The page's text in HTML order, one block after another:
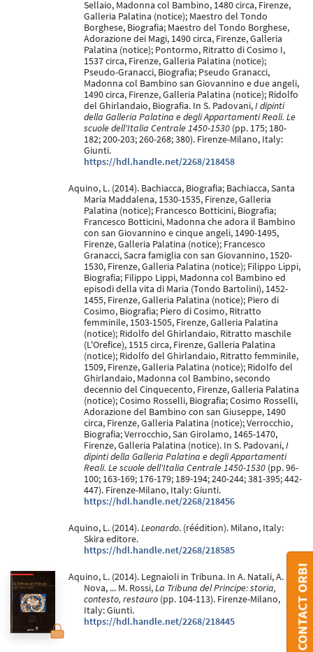
Sellaio, Madonna col Bambino, 1480 circa, Firenze,
Galleria Palatina (notice); Maestro del Tondo
Borghese, Biografia; Maestro del Tondo Borghese,
Adorazione dei Magi, 1490 circa, Firenze, Galleria
Palatina (notice); Pontormo, Ritratto di Cosimo I,
1537 circa, Firenze, Galleria Palatina (notice);
Pseudo-Granacci, Biografia; Pseudo Granacci,
Madonna col Bambino san Giovannino e due angeli,
1490 circa, Firenze, Galleria Palatina (notice); Ridolfo
del Ghirlandaio, Biografia. In S. Padovani,I dipinti
della Galleria Palatina e degli Appartamenti Reali. Le
scuole dell'Italia Centrale 1450-1530 (pp. 175; 180-
182; 200-203; 260-268; 380). Firenze-Milano, Italy:
Giunti.
https://hdl.handle.net/2268/218458
Aquino, L. (2014). Bachiacca, Biografia; Bachiacca, Santa
Maria Maddalena, 1530-1535, Firenze, Galleria
Palatina (notice); Francesco Botticini, Biografia;
Francesco Botticini, Madonna che adora il Bambino
con san Giovannino e cinque angeli, 1490-1495,
Firenze, Galleria Palatina (notice); Francesco
Granacci, Sacra famiglia con san Giovannino, 1520-
1530, Firenze, Galleria Palatina (notice); Filippo Lippi,
Biografia; Filippo Lippi, Madonna col Bambino ed
episodi della vita di Maria (Tondo Bartolini), 1452-
1455, Firenze, Galleria Palatina (notice); Piero di
Cosimo, Biografia; Piero di Cosimo, Ritratto
femminile, 1503-1505, Firenze, Galleria Palatina
(notice); Ridolfo del Ghirlandaio, Ritratto maschile
(L'Orefice), 1515 circa, Firenze, Galleria Palatina
(notice); Ridolfo del Ghirlandaio, Ritratto femminile,
1509, Firenze, Galleria Palatina (notice); Ridolfo del
Ghirlandaio, Madonna col Bambino, secondo
decennio del Cinquecento, Firenze, Galleria Palatina
(notice); Cosimo Rosselli, Biografia; Cosimo Rosselli,
Adorazione del Bambino con san Giuseppe, 1490
circa, Firenze, Galleria Palatina (notice); Verrocchio,
Biografia; Verrocchio, San Girolamo, 1465-1470,
Firenze, Galleria Palatina (notice). In S. Padovani,I
dipinti della Galleria Palatina e degli Appartamenti
Reali. Le scuole dell'Italia Centrale 1450-1530 (pp. 96-
100; 163-169; 176-179; 189-194; 240-244; 381-395; 442-
447). Firenze-Milano, Italy: Giunti.
https://hdl.handle.net/2268/218456
Aquino, L. (2014).Leonardo. (réédition). Milano, Italy:
Skira editore.
https://hdl.handle.net/2268/218585
Aquino, L. (2014). Legnaioli in Tribuna. In A. Natali, A.
Nova, ... M. Rossi,La Tribuna del Principe: storia,
contesto, restauro (pp. 104-113). Firenze-Milano,
Italy: Giunti.
https://hdl.handle.net/2268/218445
CONTACT ORBI